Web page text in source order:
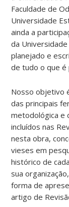
Faculdade de
Universidade
ainda a
da
planejado e
de tudo o que é
Nosso objetivo
das principais
metodológica e
incluídos nas
nesta obra,
vieses em
histórico de
sua
forma de
artigo de